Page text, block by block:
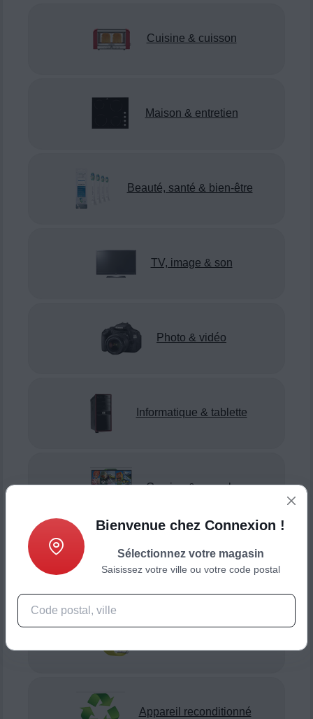
Cuisine & cuisson
Maison & entretien
Beauté, santé & bien-être
TV, image & son
Photo & vidéo
Informatique & tablette
Gaming & console
Smartphone & téléphonie
Appareil reconditionné
Bienvenue chez Connexion !
Sélectionnez votre magasin
Saisissez votre ville ou votre code postal